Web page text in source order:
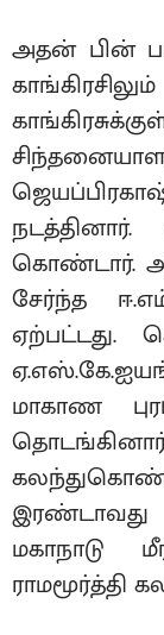
அதன் பின்
கொண்டார்.
சேர்ந்த
ஏற்பட்டது.
மாகாண
மகாநாடு
ராமமூர்த்தி